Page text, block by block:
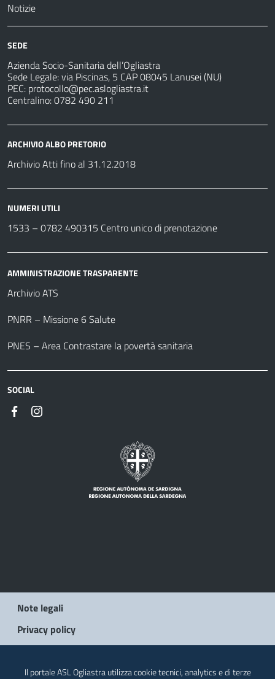
Notizie
SEDE
Azienda Socio-Sanitaria dell’Ogliastra
Sede Legale: via Piscinas, 5 CAP 08045 Lanusei (NU)
PEC: protocollo@pec.aslogliastra.it
Centralino: 0782 490 211
ARCHIVIO ALBO PRETORIO
Archivio Atti fino al 31.12.2018
NUMERI UTILI
1533 – 0782 490315 Centro unico di prenotazione
AMMINISTRAZIONE TRASPARENTE
Archivio ATS
PNRR – Missione 6 Salute
PNES – Area Contrastare la povertà sanitaria
SOCIAL
Note legali
Privacy policy
Il portale ASL Ogliastra utilizza cookie tecnici, analytics e di terze